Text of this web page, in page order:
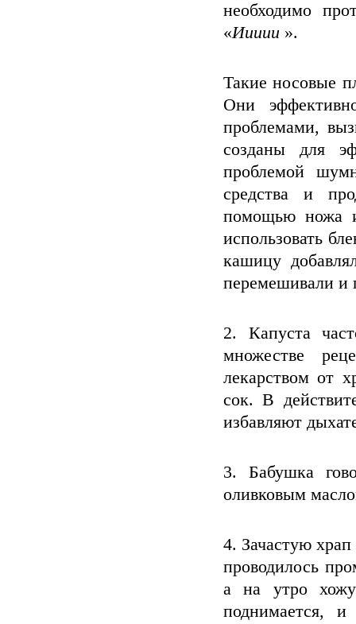
необходимо
«Иииии ».
Такие носовые
Они
проблемами,
созданы для
проблемой
средства и
помощью ножа
использовать
кашицу
перемешивали и
2. Капуста
множестве
лекарством от
сок. В
избавляют
3. Бабушка
оливковым
4. Зачастую
проводилось
а на утро хожу
поднимается,